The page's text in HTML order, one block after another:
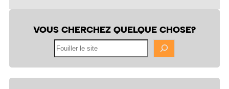
VOUS CHERCHEZ QUELQUE CHOSE?